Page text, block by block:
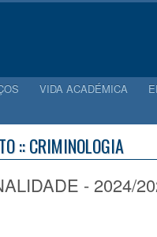
VIDA ACADÉMICA
:: CRIMINOLOGIA
- 2024/